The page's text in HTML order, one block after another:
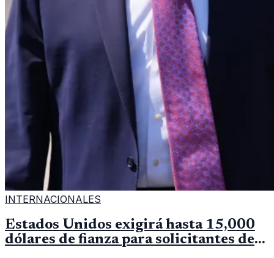
INTERNACIONALES
Estados Unidos exigirá hasta 15,000
dólares de fianza para solicitantes de